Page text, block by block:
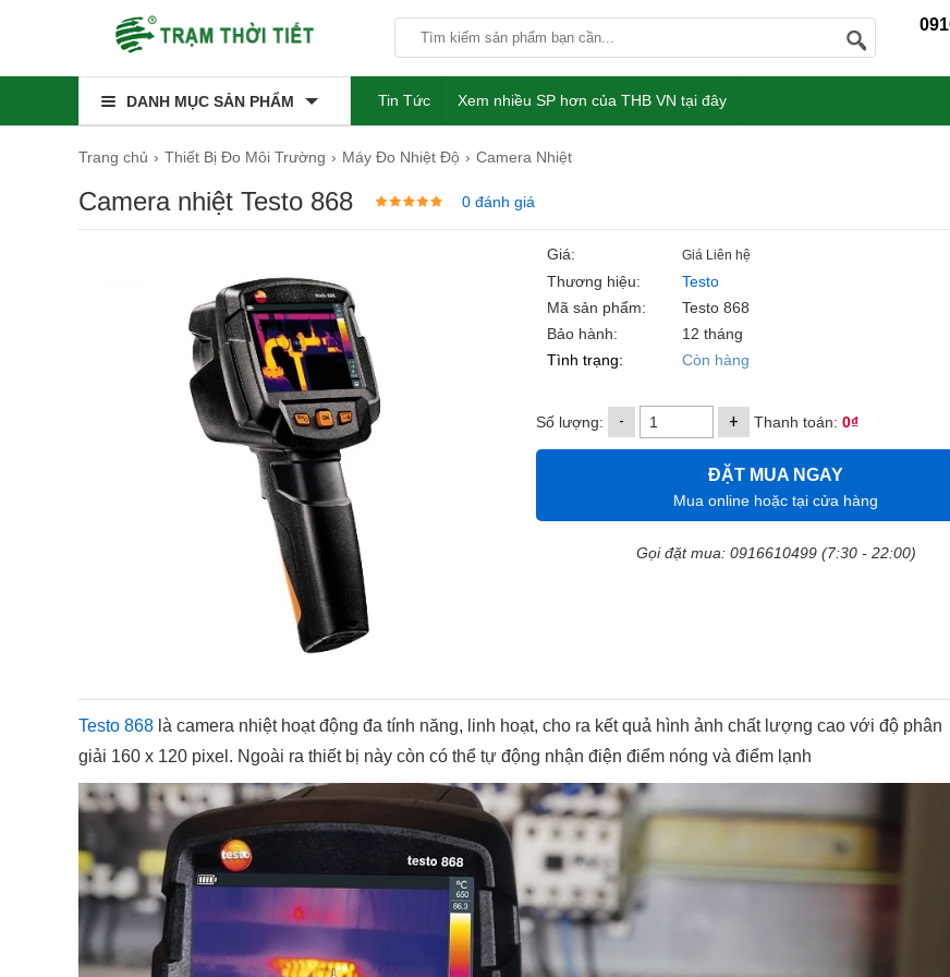
DANH MỤC SẢN PHẨM Tin Tức Xem nhiều SP hơn của THB VN tại đây
Trang chủ Thiết Bị Đo Môi Trường Máy Đo Nhiệt Độ Camera Nhiệt
Camera nhiệt Testo 868 0 đánh giá
Giá: Giá Liên hệ
Thương hiệu:
Testo
Mã sản phẩm:
Testo 868
Bảo hành:
12 tháng
Tình trạng:
Còn hàng
Số lượng: - + Thanh toán: 0₫
ĐẶT MUA NGAY
Mua online hoặc tại cửa hàng
Gọi đặt mua: 0916610499 (7:30 - 22:00)
Testo 868 là camera nhiệt hoạt động đa tính năng, linh hoạt, cho ra kết quả hình ảnh chất lượng cao với độ phân
giải 160 x 120 pixel. Ngoài ra thiết bị này còn có thể tự động nhận điện điểm nóng và điểm lạnh